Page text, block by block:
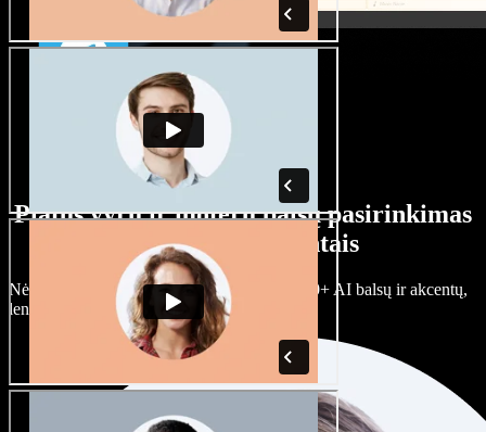
Platus vyrų ir moterų balsų pasirinkimas
su įvairiais akcentais
Nėra dviejų vienodų projektų. Rinkitės iš 100+ AI balsų ir akcentų,
lengvai juos prisitaikykite.